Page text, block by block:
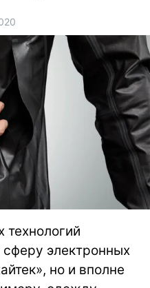
технологий
сферу электронных
но и вполне